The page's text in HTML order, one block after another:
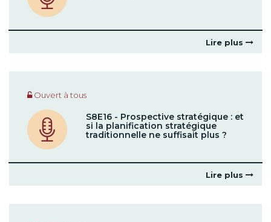
Lire plus
Ouvert à tous
S8E16 - Prospective stratégique : et
si la planification stratégique
traditionnelle ne suffisait plus ?
Lire plus